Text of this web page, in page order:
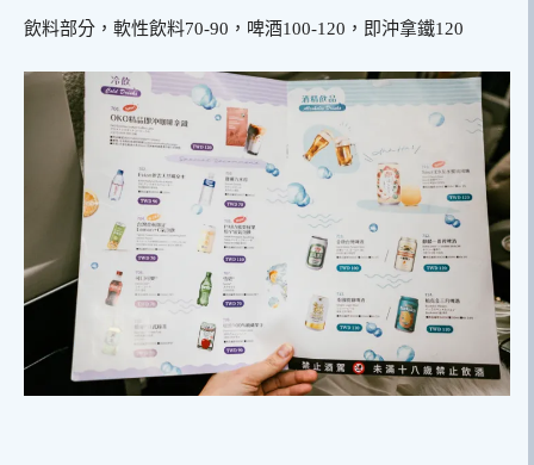
飲料部分，軟性飲料70-90，啤酒100-120，即沖拿鐵120